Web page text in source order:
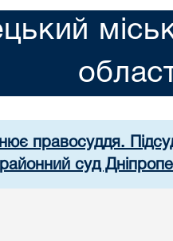
правосуддя.
суд